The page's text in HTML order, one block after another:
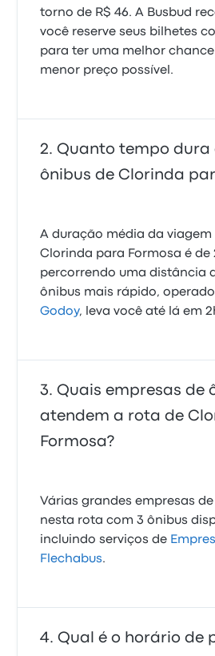
torno de R$ 46. A Busbud
você reserve seus bilhetes
para ter uma melhor
menor preço possível.
Quanto tempo dura
ônibus de Clorinda
A duração média da viagem
Clorinda para Formosa é de
percorrendo uma distância
ônibus mais rápido,
Godoy, leva você até lá em
Quais empresas de
atendem a rota de
Formosa?
Várias grandes empresas
nesta rota com 3 ônibus
incluindo serviços de
Flechabus.
Qual é o horário de